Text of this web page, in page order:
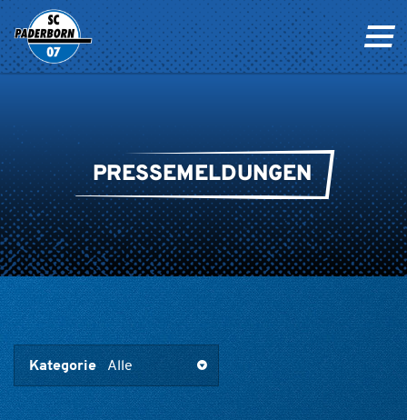
PRESSEMELDUNGEN
Kategorie